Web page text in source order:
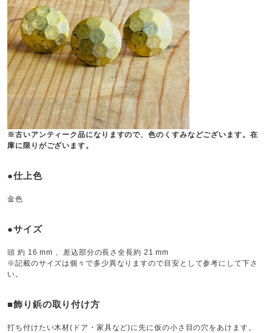
※古いアンティーク品になりますので、色のくすみなどございます。在
庫に限りがございます。
●仕上色
金色
●サイズ
頭 約 16 mm 、差込部分の長さ全長約 21 mm
※記載のサイズは個々で多少異なりますので目安として参考にして下さ
い。
■飾り鋲の取り付け方
打ち付けたい木材(ドア・家具など)に先に仮の小さ目の穴をあけます。